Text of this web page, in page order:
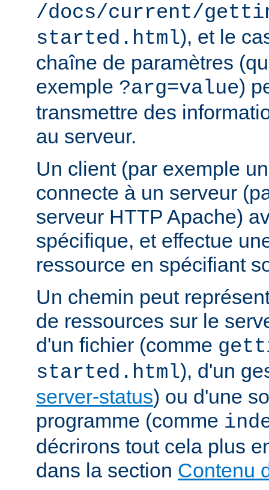
/docs/current/
started.html), et le
chaîne de paramètres
exemple ?arg=value)
transmettre des
au serveur.
Un client (par exemple
connecte à un serveur
serveur HTTP Apache)
spécifique, et effectue
ressource en spécifiant
Un chemin peut
de ressources sur le
d'un fichier (comme
started.html), d'un
server-status) ou d'une
programme (comme
décrirons tout cela plus
dans la section Contenu